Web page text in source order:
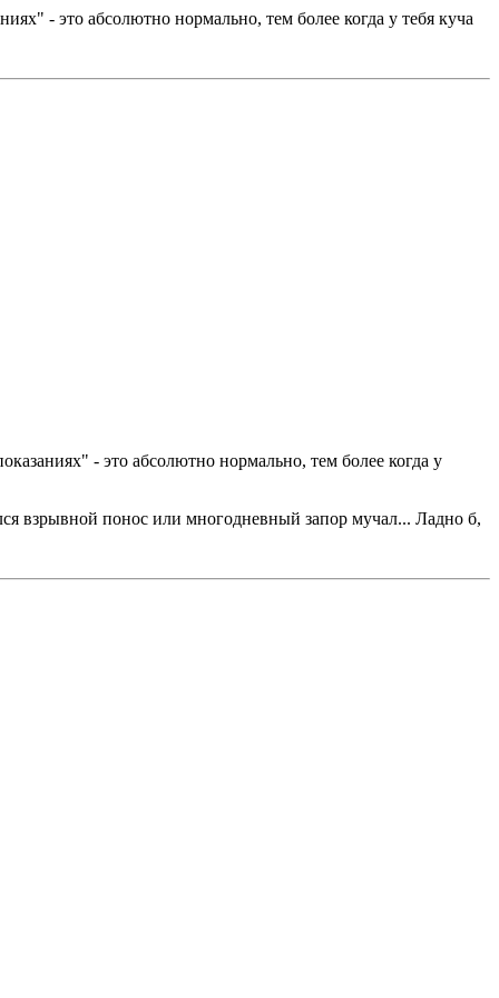
- это абсолютно нормально, тем более когда у тебя куча
- это абсолютно нормально, тем более когда у
взрывной понос или многодневный запор мучал... Ладно б,